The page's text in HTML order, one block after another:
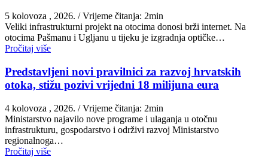
5 kolovoza , 2026. / Vrijeme čitanja: 2min
Veliki infrastrukturni projekt na otocima donosi brži internet. Na
otocima Pašmanu i Ugljanu u tijeku je izgradnja optičke…
Pročitaj više
Predstavljeni novi pravilnici za razvoj hrvatskih
otoka, stižu pozivi vrijedni 18 milijuna eura
4 kolovoza , 2026. / Vrijeme čitanja: 2min
Ministarstvo najavilo nove programe i ulaganja u otočnu
infrastrukturu, gospodarstvo i održivi razvoj Ministarstvo
regionalnoga…
Pročitaj više